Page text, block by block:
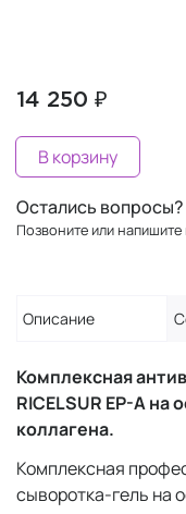
14 250 ₽
В корзину
Остались вопросы?
Позвоните или
Описание
Комплексная
RICELSUR EP-A
коллагена.
Комплексная
сыворотка-гель на